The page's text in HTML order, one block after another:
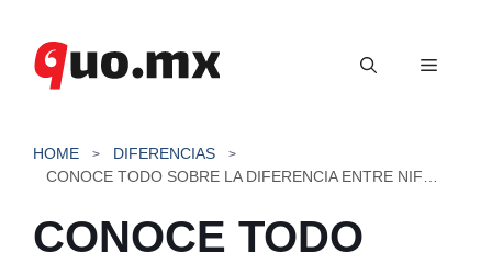
contenido
Menú
HOME
DIFERENCIAS
CONOCE TODO